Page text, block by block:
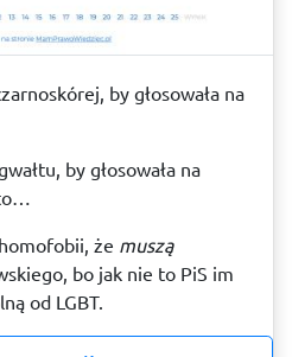
by głosowała na
by głosowała na
że muszą
bo jak nie to PiS im
od LGBT.